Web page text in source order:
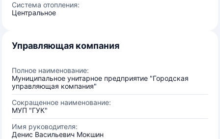
Система отопления:
Центральное
Управляющая компания
Полное наименование:
Муниципальное унитарное предприятие "Городская
управляющая компания"
Сокращенное наименование:
МУП "ГУК"
Имя руководителя:
Денис Васильевич Мокшин